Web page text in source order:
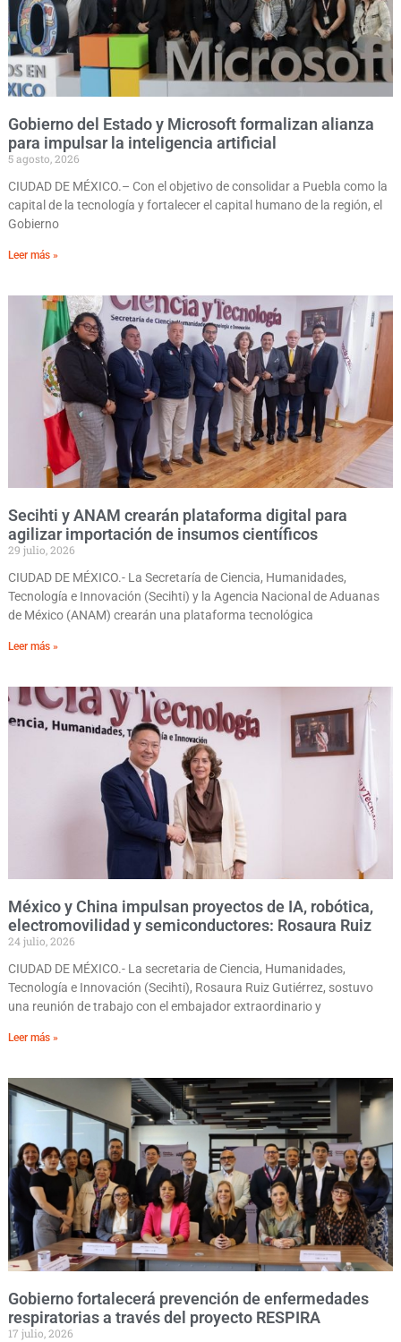
Gobierno del Estado y Microsoft formalizan alianza
para impulsar la inteligencia artificial
5 agosto, 2026
CIUDAD DE MÉXICO.– Con el objetivo de consolidar a Puebla como la
capital de la tecnología y fortalecer el capital humano de la región, el
Gobierno
Leer más »
Secihti y ANAM crearán plataforma digital para
agilizar importación de insumos científicos
29 julio, 2026
CIUDAD DE MÉXICO.- La Secretaría de Ciencia, Humanidades,
Tecnología e Innovación (Secihti) y la Agencia Nacional de Aduanas
de México (ANAM) crearán una plataforma tecnológica
Leer más »
México y China impulsan proyectos de IA, robótica,
electromovilidad y semiconductores: Rosaura Ruiz
24 julio, 2026
CIUDAD DE MÉXICO.- La secretaria de Ciencia, Humanidades,
Tecnología e Innovación (Secihti), Rosaura Ruiz Gutiérrez, sostuvo
una reunión de trabajo con el embajador extraordinario y
Leer más »
Gobierno fortalecerá prevención de enfermedades
respiratorias a través del proyecto RESPIRA
17 julio, 2026